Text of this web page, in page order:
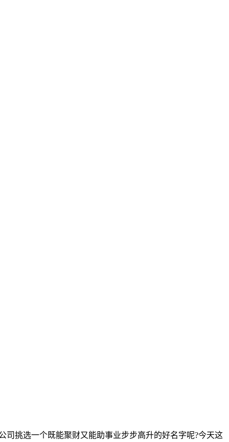
挑选一个既能聚财又能助事业步步高升的好名字呢?今天这